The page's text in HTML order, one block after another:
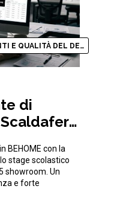
BENESSERE DEI DIPENDENTI E QUALITÀ DEL DESIGN
di
Scaldaferri
BEHOME con la
stage scolastico
showroom. Un
e forte